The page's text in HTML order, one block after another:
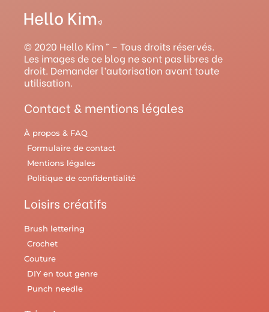
t
a
g
r
a
m
t
u
b
e
r
e
s
o
o
k
y
© 2020 Hello Kim ™ – Tous droits réservés.
Les images de ce blog ne sont pas libres de
droit. Demander l’autorisation avant toute
utilisation.
Contact & mentions légales
À propos & FAQ
Formulaire de contact
Mentions légales
Politique de confidentialité
Loisirs créatifs
Brush lettering
Crochet
Couture
DIY en tout genre
Punch needle